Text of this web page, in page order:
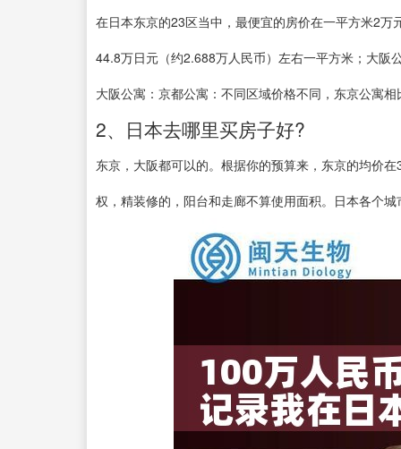
在日本东京的23区当中，最便宜的房价在一平方米2
44.8万日元（约2.688万人民币）左右一平方米；大阪
大阪公寓：京都公寓：不同区域价格不同，东京公寓
2、日本去哪里买房子好?
东京，大阪都可以的。根据你的预算来，东京的均价
权，精装修的，阳台和走廊不算使用面积。日本各个